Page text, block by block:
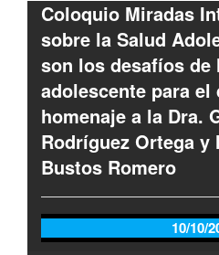
Coloquio Miradas
sobre la Salud
son los desafíos de
adolescente para el
homenaje a la Dra.
Rodríguez Ortega y
Bustos Romero
10/10/